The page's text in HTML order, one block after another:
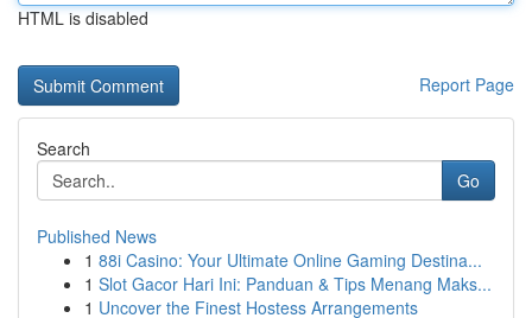
HTML is disabled
Report Page
Search
Go
Published News
1 88i Casino: Your Ultimate Online Gaming Destina...
1 Slot Gacor Hari Ini: Panduan & Tips Menang Maks...
1 Uncover the Finest Hostess Arrangements